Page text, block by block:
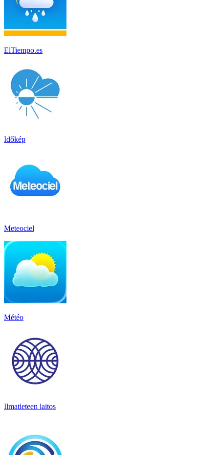
ElTiempo.es
Időkép
Meteociel
Météo
Ilmatieteen laitos